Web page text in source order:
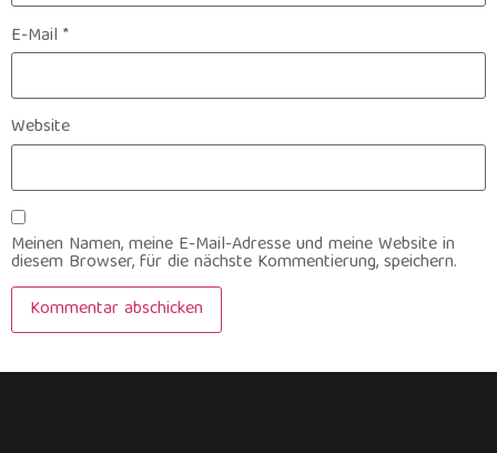
E-Mail *
Website
Meinen Namen, meine E-Mail-Adresse und meine Website in
diesem Browser, für die nächste Kommentierung, speichern.